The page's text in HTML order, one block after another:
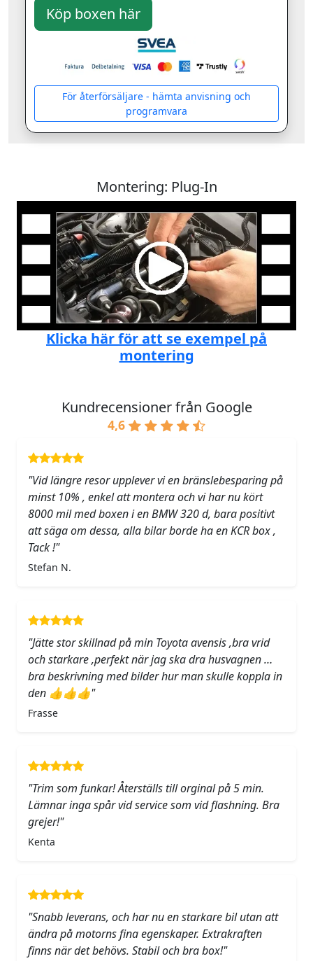
För återförsäljare - hämta anvisning och
programvara
Montering: Plug-In
Klicka här för att se exempel på
montering
Kundrecensioner från Google
4,6
"Vid längre resor upplever vi en bränslebesparing på
minst 10% , enkel att montera och vi har nu kört
8000 mil med boxen i en BMW 320 d, bara positivt
att säga om dessa, alla bilar borde ha en KCR box ,
Tack !"
Stefan N.
"Jätte stor skillnad på min Toyota avensis ,bra vrid
och starkare ,perfekt när jag ska dra husvagnen …
bra beskrivning med bilder hur man skulle koppla in
den 👍👍👍"
Frasse
"Trim som funkar! Återställs till orginal på 5 min.
Lämnar inga spår vid service som vid flashning. Bra
grejer!"
Kenta
"Snabb leverans, och har nu en starkare bil utan att
ändra på motorns fina egenskaper. Extrakraften
finns när det behövs. Stabil och bra box!"